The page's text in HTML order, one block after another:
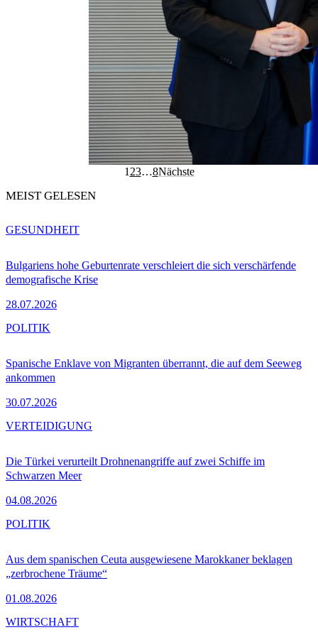
1 23…8Nächste
MEIST GELESEN
Bulgariens hohe Geburtenrate verschleiert die sich verschärfende
demografische Krise
28.07.2026
GESUNDHEIT
Spanische Enklave von Migranten überrannt, die auf dem Seeweg
ankommen
30.07.2026
POLITIK
Die Türkei verurteilt Drohnenangriffe auf zwei Schiffe im
Schwarzen Meer
04.08.2026
VERTEIDIGUNG
Aus dem spanischen Ceuta ausgewiesene Marokkaner beklagen
„zerbrochene Träume“
01.08.2026
POLITIK
WIRTSCHAFT